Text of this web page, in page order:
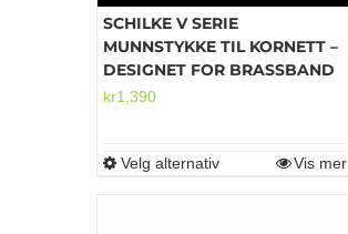
SCHILKE V SERIE
MUNNSTYKKE TIL KORNETT –
DESIGNET FOR BRASSBAND
kr1,390
Velg alternativDette
Vis mer